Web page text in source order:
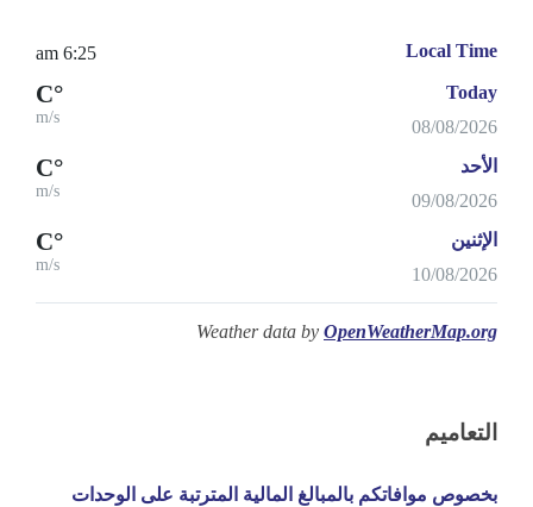
Local Time
6:25 am
Today
08/08/2026
°C
m/s
الأحد
09/08/2026
°C
m/s
الإثنين
10/08/2026
°C
m/s
Weather data by OpenWeatherMap.org
التعاميم
بخصوص موافاتكم بالمبالغ المالية المترتبة على الوحدات